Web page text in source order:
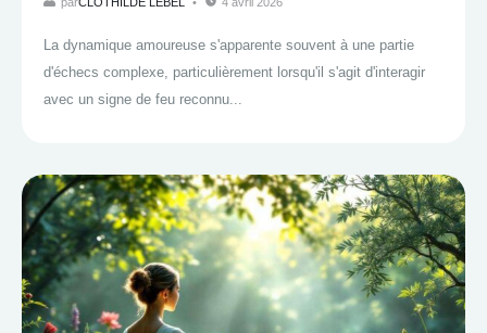
La dynamique amoureuse s'apparente souvent à une partie
d'échecs complexe, particulièrement lorsqu'il s'agit d'interagir
avec un signe de feu reconnu...